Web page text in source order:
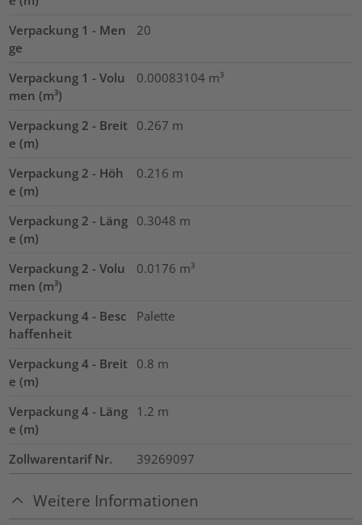
Verpackung 1 - Men
ge
20
Verpackung 1 - Volu
men (m³)
0.00083104 m³
Verpackung 2 - Breit
e (m)
0.267 m
Verpackung 2 - Höh
e (m)
0.216 m
Verpackung 2 - Läng
e (m)
0.3048 m
Verpackung 2 - Volu
men (m³)
0.0176 m³
Verpackung 4 - Besc
haffenheit
Palette
Verpackung 4 - Breit
e (m)
0.8 m
Verpackung 4 - Läng
e (m)
1.2 m
Zollwarentarif Nr. 39269097
Weitere Informationen